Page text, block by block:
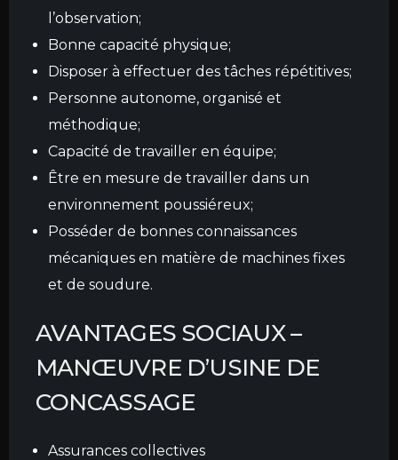
l’observation;
Bonne capacité physique;
Disposer à effectuer des tâches répétitives;
Personne autonome, organisé et
méthodique;
Capacité de travailler en équipe;
Être en mesure de travailler dans un
environnement poussiéreux;
Posséder de bonnes connaissances
mécaniques en matière de machines fixes
et de soudure.
AVANTAGES SOCIAUX–
MANŒUVRE D’USINE DE
CONCASSAGE
Assurances collectives
SERVICES
BÉTON
CALCULATEUR DE BÉTON
OPÉRATIONS LOCALES
NOUVELLES
EMPLOI